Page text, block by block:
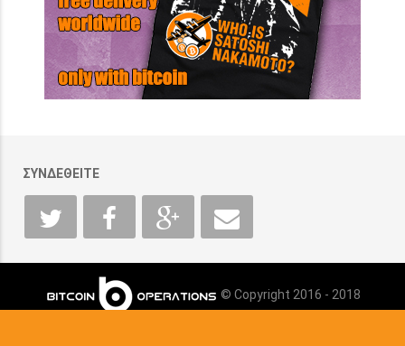
ΣΥΝΔΕΘΕΙΤΕ
© Copyright 2016 - 2018